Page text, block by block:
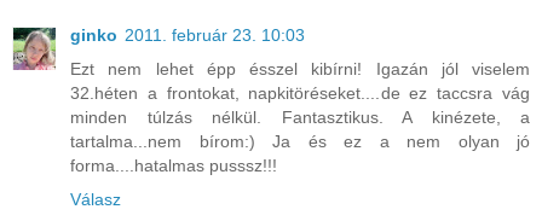
ginko 2011. február 23. 10:03
Ezt nem lehet épp ésszel kibírni! Igazán jól viselem
32.héten a frontokat, napkitöréseket....de ez taccsra vág
minden túlzás nélkül. Fantasztikus. A kinézete, a
tartalma...nem bírom:) Ja és ez a nem olyan jó
forma....hatalmas pusssz!!!
Válasz